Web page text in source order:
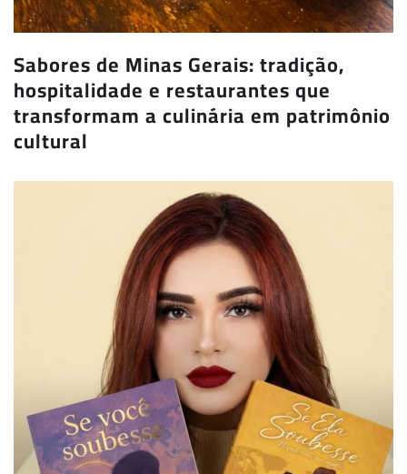
Sabores de Minas Gerais: tradição,
hospitalidade e restaurantes que
transformam a culinária em patrimônio
cultural